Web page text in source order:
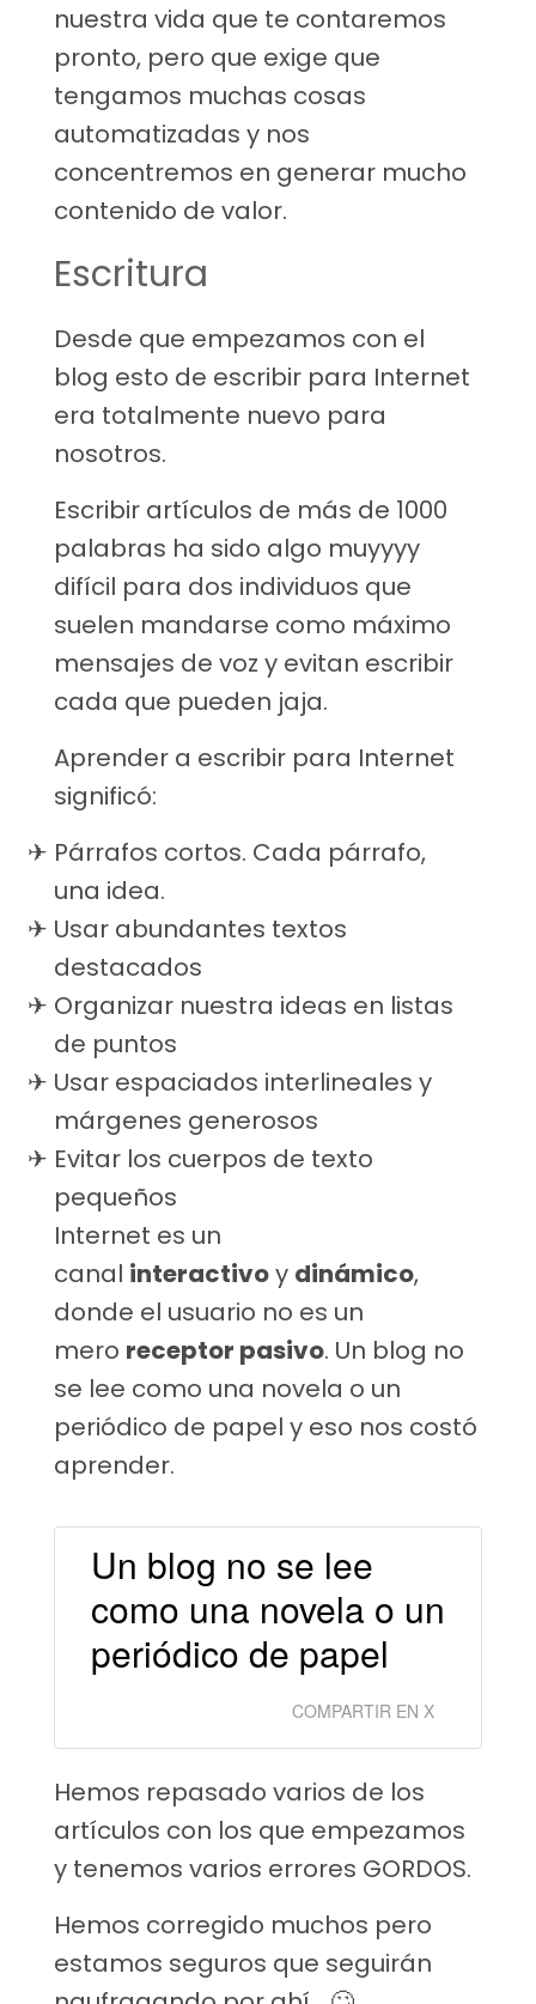
nuestra vida que te contaremos
pronto, pero que exige que
tengamos muchas cosas
automatizadas y nos
concentremos en generar mucho
contenido de valor.
Escritura
Desde que empezamos con el
blog esto de escribir para Internet
era totalmente nuevo para
nosotros.
Escribir artículos de más de 1000
palabras ha sido algo muyyyy
difícil para dos individuos que
suelen mandarse como máximo
mensajes de voz y evitan escribir
cada que pueden jaja.
Aprender a escribir para Internet
significó:
Párrafos cortos. Cada párrafo,
una idea.
Usar abundantes textos
destacados
Organizar nuestra ideas en listas
de puntos
Usar espaciados interlineales y
márgenes generosos
Evitar los cuerpos de texto
pequeños
Internet es un
canal interactivoy dinámico,
donde el usuario no es un
mero receptor pasivo. Un blog no
se lee como una novela o un
periódico de papel y eso nos costó
aprender.
Un blog no se lee
como una novela o un
periódico de papel
COMPARTIR EN X
Hemos repasado varios de los
artículos con los que empezamos
y tenemos varios errores GORDOS.
Hemos corregido muchos pero
estamos seguros que seguirán